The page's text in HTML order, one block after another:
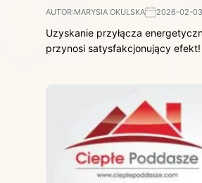
AUTOR:MARYSIA OKULSKA 2026-02-03
Uzyskanie przyłącza
przynosi satysfakcjonujący